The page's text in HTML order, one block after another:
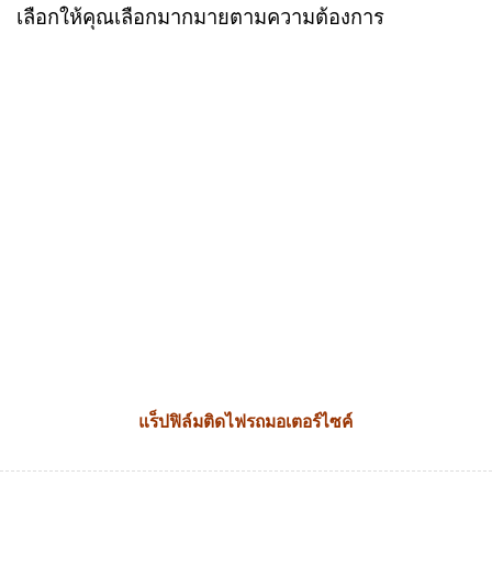
เลือกให้คุณเลือกมากมายตามความต้องการ
แร็ปฟิล์มติดไฟรถมอเตอร์ไซค์